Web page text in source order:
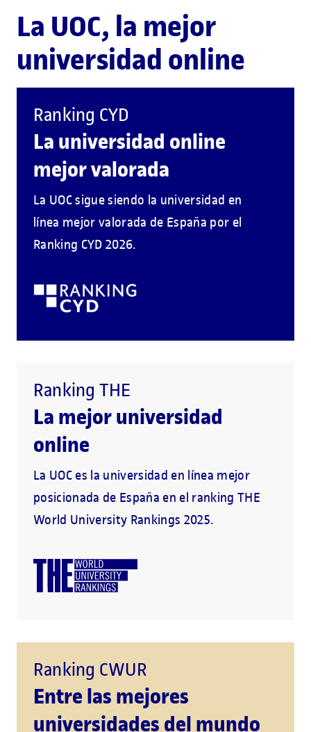
La UOC, la mejor
universidad online
Ranking CYD
La universidad online
mejor valorada
La UOC sigue siendo la universidad en
línea mejor valorada de España por el
Ranking CYD 2026.
Ranking THE
La mejor universidad
online
La UOC es la universidad en línea mejor
posicionada de España en el ranking THE
World University Rankings 2025.
Ranking CWUR
Entre las mejores
universidades del mundo